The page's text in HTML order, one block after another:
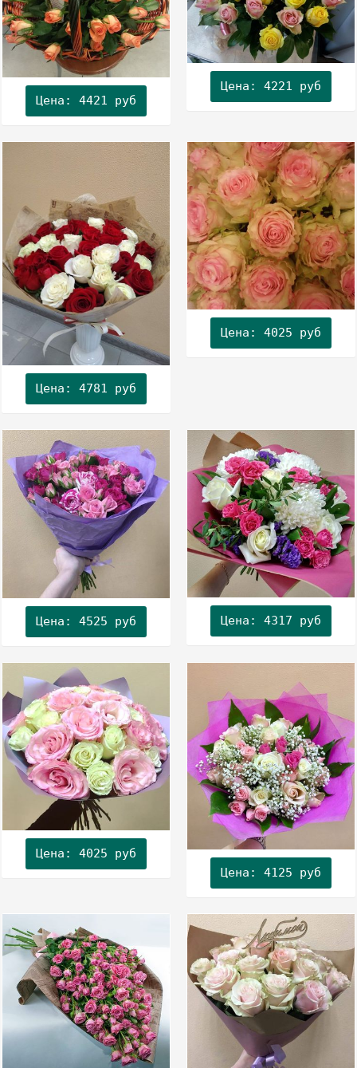
Цена: 4421 руб
Цена: 4221 руб
Цена: 4781 руб
Цена: 4025 руб
Цена: 4525 руб Цена: 4317 руб
Цена: 4025 руб
Цена: 4125 руб